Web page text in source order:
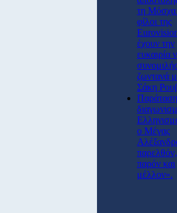
τη Μόσχα
φίλοι της
έχουν την
ευκαιρία
ζωντανά
Σάκη
Παράταση
ο Μέγας
παρελθόν,
παρόν και
μέλλον».